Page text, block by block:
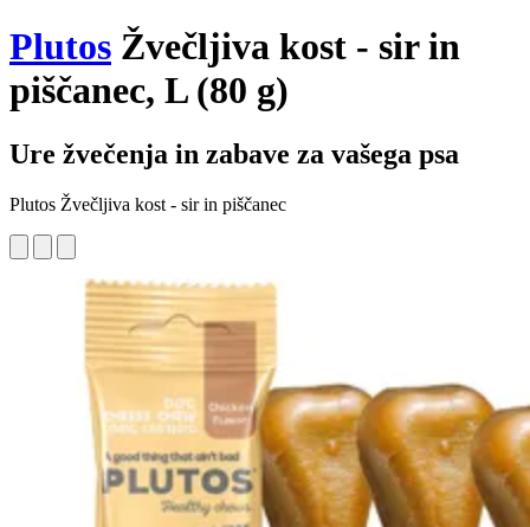
Plutos Žvečljiva kost - sir in
piščanec, L (80 g)
Ure žvečenja in zabave za vašega psa
Plutos Žvečljiva kost - sir in piščanec